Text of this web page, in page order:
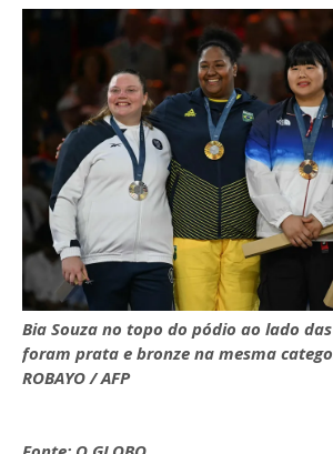
Bia Souza no topo do pódio ao lado
foram prata e bronze na mesma
ROBAYO / AFP